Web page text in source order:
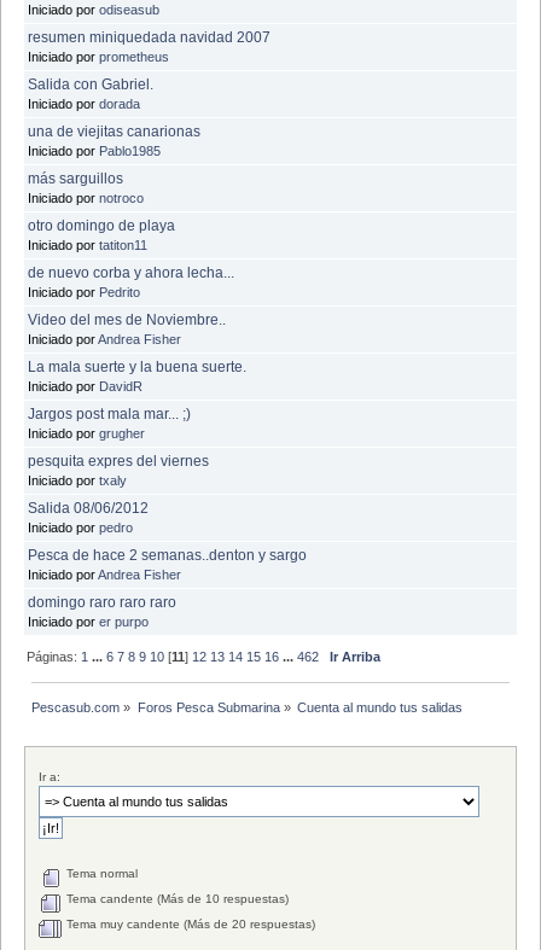
Iniciado por odiseasub
resumen miniquedada navidad 2007
Iniciado por prometheus
Salida con Gabriel.
Iniciado por dorada
una de viejitas canarionas
Iniciado por Pablo1985
más sarguillos
Iniciado por notroco
otro domingo de playa
Iniciado por tatiton11
de nuevo corba y ahora lecha...
Iniciado por Pedrito
Video del mes de Noviembre..
Iniciado porAndrea Fisher
La mala suerte y la buena suerte.
Iniciado por DavidR
Jargos post mala mar... ;)
Iniciado por grugher
pesquita expres del viernes
Iniciado por txaly
Salida 08/06/2012
Iniciado por pedro
Pesca de hace 2 semanas..denton y sargo
Iniciado porAndrea Fisher
domingo raro raro raro
Iniciado por er purpo
Páginas: 1 ...6 7 8 9 10 [11] 12 13 14 15 16 ...462 Ir Arriba
Pescasub.com » Foros Pesca Submarina» Cuenta al mundo tus salidas
Ir a:
Tema normal
Tema candente (Más de 10 respuestas)
Tema muy candente (Más de 20 respuestas)